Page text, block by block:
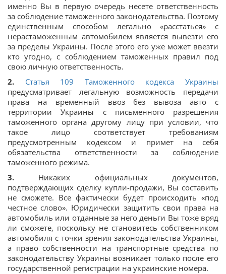
именно Вы в первую очередь несете ответственность
за соблюдение таможенного законодательства. Поэтому
единственным способом легально «расстаться» с
нерастаможенным автомобилем является вывезти его
за пределы Украины. После этого его уже может ввезти
кто угодно, с соблюдением таможенных правил под
свою личную ответственность.
2.
Статья 109 Таможенного кодекса Украины
предусматривает легальную возможность передачи
права на временный ввоз без вывоза авто с
территории Украины с письменного разрешения
таможенного органа другому лицу при условии, что
такое лицо соответствует требованиям
предусмотренным кодексом и примет на себя
обязательства ответственности за соблюдение
таможенного режима.
3. Никаких официальных документов,
подтверждающих сделку купли-продажи, Вы составить
не сможете. Все фактически будет происходить «под
честное слово». Юридически защитить свои права на
автомобиль или отданные за него деньги Вы тоже вряд
ли сможете, поскольку не становитесь собственником
автомобиля с точки зрения законодательства Украины,
а право собственности на транспортные средства по
законодательству Украины возникает только после его
государственной регистрации на украинские номера.